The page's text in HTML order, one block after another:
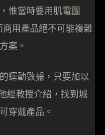
惟當時要用肌電圖
商用產品絕不可能複雜
案。
運動數據，只要加以
經教授介紹，找到城
穿戴產品。